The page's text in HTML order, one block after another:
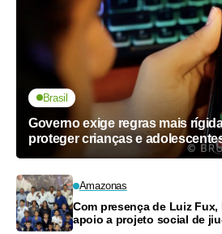
Brasil
Governo exige regras mais
proteger crianças e
Amazonas
Com presença de Luiz
apoio a projeto social de